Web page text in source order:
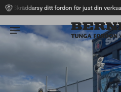
Skräddarsy ditt fordon för just din